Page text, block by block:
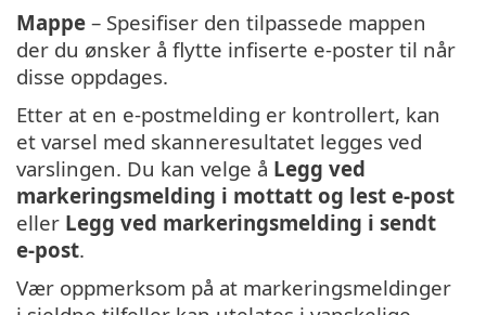
Mappe – Spesifiser den tilpassede mappen
der du ønsker å flytte infiserte e-poster til når
disse oppdages.
Etter at en e-postmelding er kontrollert, kan
et varsel med skanneresultatet legges ved
varslingen. Du kan velge å Legg ved
markeringsmelding i mottatt og lest e-post
eller Legg ved markeringsmelding i sendt
e-post.
Vær oppmerksom på at markeringsmeldinger